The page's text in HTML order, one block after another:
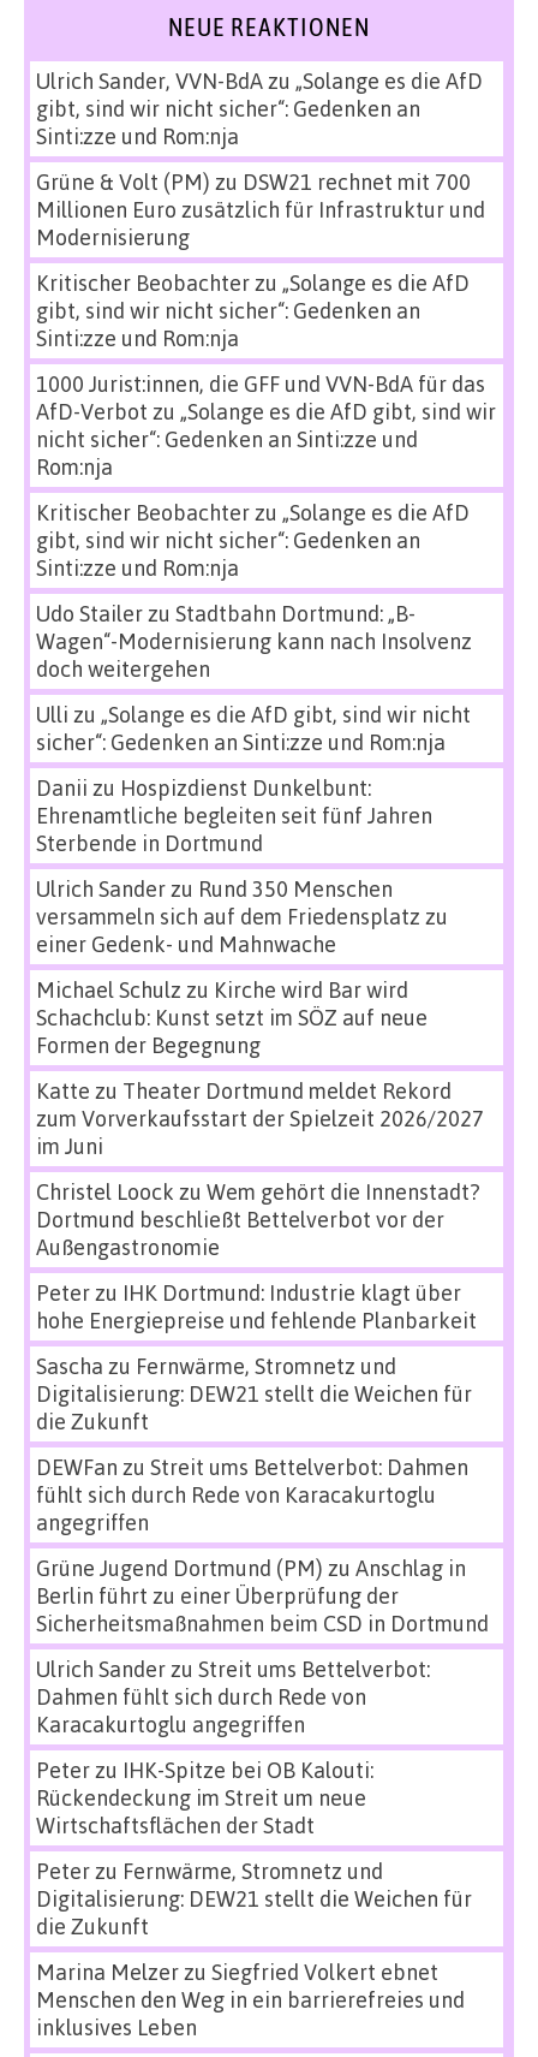
NEUE REAKTIONEN
Ulrich Sander, VVN-BdAzu „Solange es die AfD
gibt, sind wir nicht sicher“: Gedenken an
Sinti:zze und Rom:nja
Grüne & Volt (PM) zu DSW21 rechnet mit 700
Millionen Euro zusätzlich für Infrastruktur und
Modernisierung
Kritischer Beobachterzu „Solange es die AfD
gibt, sind wir nicht sicher“: Gedenken an
Sinti:zze und Rom:nja
1000 Jurist:innen, die GFF und VVN-BdA für das
AfD-Verbot zu „Solange es die AfD gibt, sind wir
nicht sicher“: Gedenken an Sinti:zze und
Rom:nja
Kritischer Beobachterzu „Solange es die AfD
gibt, sind wir nicht sicher“: Gedenken an
Sinti:zze und Rom:nja
Udo Stailerzu Stadtbahn Dortmund: „B-
Wagen“-Modernisierung kann nach Insolvenz
doch weitergehen
Ulli zu „Solange es die AfD gibt, sind wir nicht
sicher“: Gedenken an Sinti:zze und Rom:nja
Danii zu Hospizdienst Dunkelbunt:
Ehrenamtliche begleiten seit fünf Jahren
Sterbende in Dortmund
Ulrich Sanderzu Rund 350 Menschen
versammeln sich auf dem Friedensplatz zu
einer Gedenk- und Mahnwache
Michael Schulz zu Kirche wird Bar wird
Schachclub: Kunst setzt im SÖZ auf neue
Formen der Begegnung
Katte zu Theater Dortmund meldet Rekord
zum Vorverkaufsstart der Spielzeit 2026/2027
im Juni
Christel Loock zu Wem gehört die Innenstadt?
Dortmund beschließt Bettelverbot vor der
Außengastronomie
Peterzu IHK Dortmund: Industrie klagt über
hohe Energiepreise und fehlende Planbarkeit
Sascha zu Fernwärme, Stromnetz und
Digitalisierung: DEW21 stellt die Weichen für
die Zukunft
DEWFan zu Streit ums Bettelverbot: Dahmen
fühlt sich durch Rede von Karacakurtoglu
angegriffen
Grüne Jugend Dortmund (PM) zu Anschlag in
Berlin führt zu einer Überprüfung der
Sicherheitsmaßnahmen beim CSD in Dortmund
Ulrich Sanderzu Streit ums Bettelverbot:
Dahmen fühlt sich durch Rede von
Karacakurtoglu angegriffen
Peterzu IHK-Spitze bei OB Kalouti:
Rückendeckung im Streit um neue
Wirtschaftsflächen der Stadt
Peterzu Fernwärme, Stromnetz und
Digitalisierung: DEW21 stellt die Weichen für
die Zukunft
Marina Melzerzu Siegfried Volkert ebnet
Menschen den Weg in ein barrierefreies und
inklusives Leben